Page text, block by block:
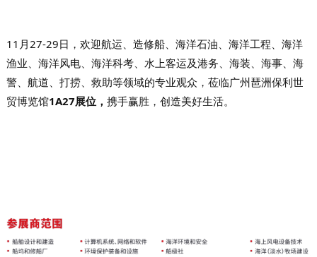
11月27-29日，欢迎航运、造修船、海洋石油、海洋工程、海洋
渔业、海洋风电、海洋科考、水上客运及港务、海装、海事、海
警、航道、打捞、救助等领域的专业观众，莅临广州琶洲保利世
贸博览馆1A27展位， 携手赢胜，创造美好生活。